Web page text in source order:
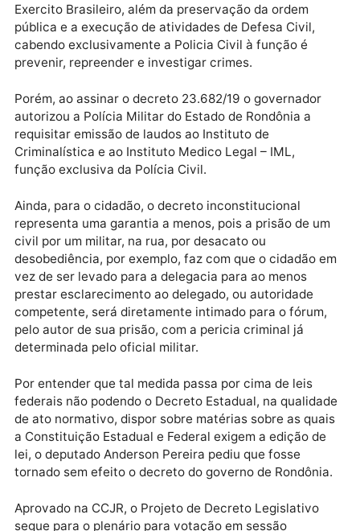
previsto no artigo 69, da Lei Federal 9.099, de 26 de
setembro de 1995.
Publicidade
Compete privativamente às funções da Polícia
a atuação de polícia ostensiva, sendo força auxiliar
Exercito Brasileiro, além da preservação da ordem
pública e a execução de atividades de Defesa Civil,
prevenir, repreender e investigar crimes.
Porém, ao assinar o decreto 23.682/19 o governador
autorizou a Polícia Militar do Estado de Rondônia a
requisitar emissão de laudos ao Instituto de
Criminalística e ao Instituto Medico Legal – IML,
função exclusiva da Polícia Civil.
representa uma garantia a menos, pois a prisão de
civil por um militar, na rua, por desacato ou
desobediência, por exemplo, faz com que o cidadão
vez de ser levado para a delegacia para ao menos
prestar esclarecimento ao delegado, ou autoridade
pelo autor de sua prisão, com a pericia criminal já
determinada pelo oficial militar.